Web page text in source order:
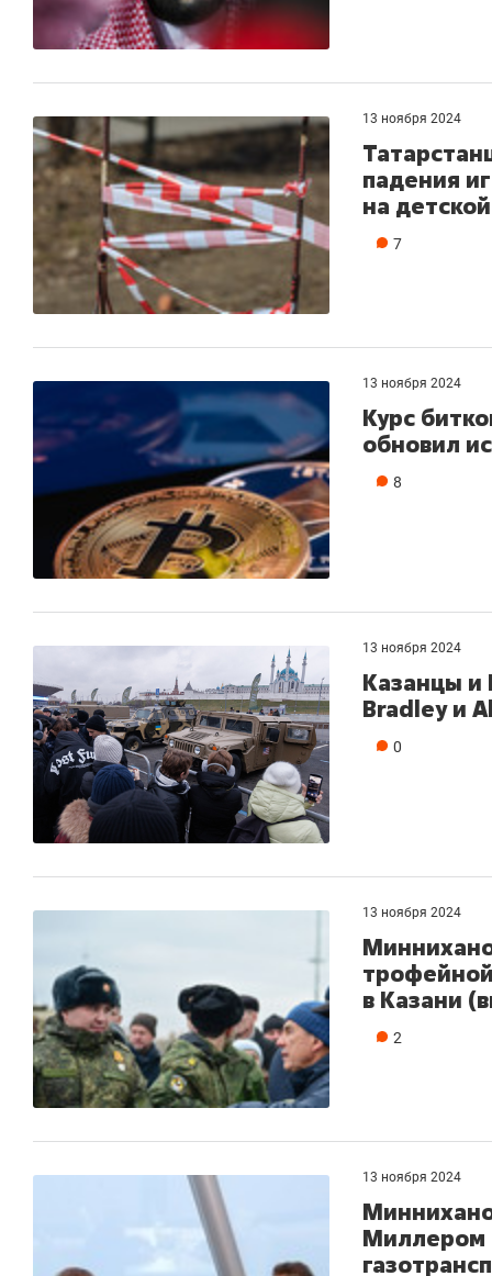
13 ноября 2024
падения
на
7
13 ноября 2024
Курс
обновил
8
13 ноября 2024
Казанцы и
Bradley и
0
13 ноября 2024
в Казани
2
13 ноября 2024
Миллером